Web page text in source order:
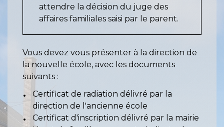
attendre la décision du juge des
affaires familiales saisi par le parent.
Vous devez vous présenter à la direction de
la nouvelle école, avec les documents
suivants :
Certificat de radiation délivré par la
direction de l'ancienne école
Certificat d'inscription délivré par la mairie